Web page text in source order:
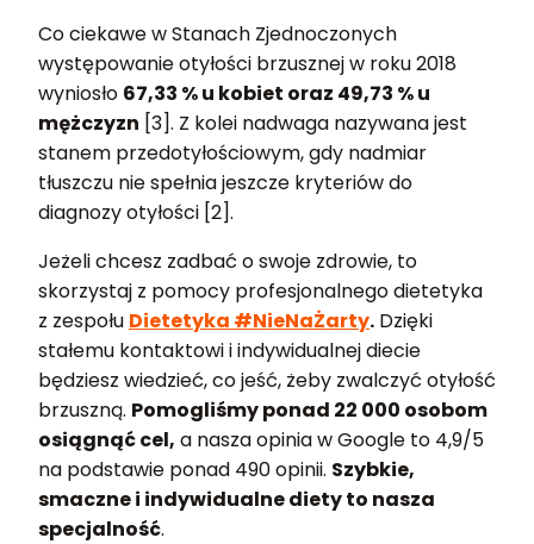
Co ciekawe w Stanach Zjednoczonych
występowanie otyłości brzusznej w roku 2018
wyniosło 67,33 % u kobiet oraz 49,73 % u
mężczyzn [3]. Z kolei nadwaga nazywana jest
stanem przedotyłościowym, gdy nadmiar
tłuszczu nie spełnia jeszcze kryteriów do
diagnozy otyłości [2].
Jeżeli chcesz zadbać o swoje zdrowie, to
skorzystaj z pomocy profesjonalnego dietetyka
z zespołu Dietetyka #NieNaŻarty. Dzięki
stałemu kontaktowi i indywidualnej diecie
będziesz wiedzieć, co jeść, żeby zwalczyć otyłość
brzuszną. Pomogliśmy ponad 22 000 osobom
osiągnąć cel, a nasza opinia w Google to 4,9/5
na podstawie ponad 490 opinii. Szybkie,
smaczne i indywidualne diety to nasza
specjalność.